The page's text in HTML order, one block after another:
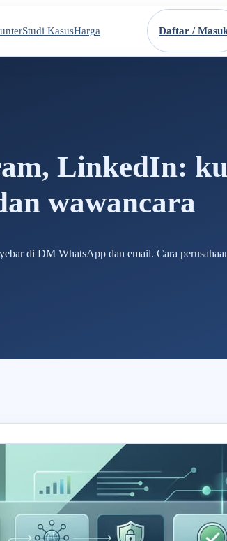
Studi KasusHarga Daftar /
LinkedIn:
wawancara
di DM WhatsApp dan email. Cara